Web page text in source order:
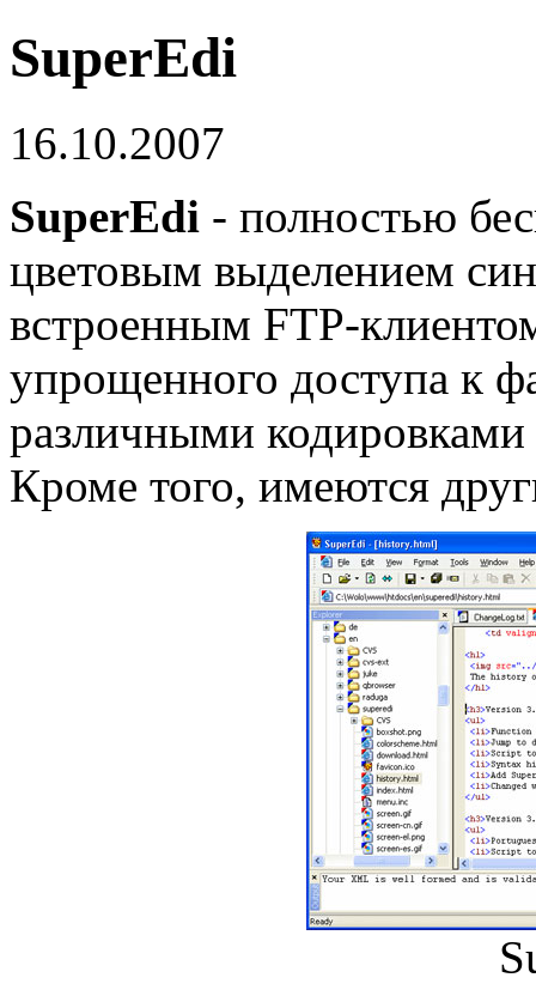
SuperEdi
16.10.2007
SuperEdi - полностью
цветовым выделением
встроенным FTP-
упрощенного доступа к
различными
Кроме того, имеются